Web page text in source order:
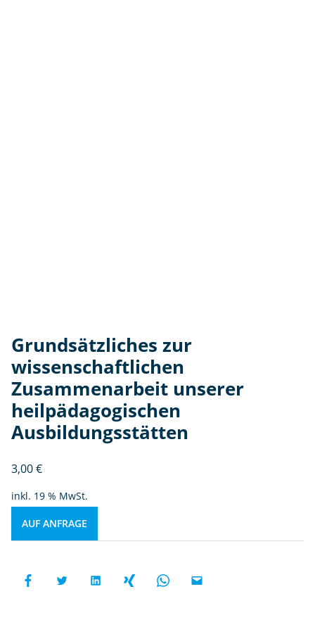
Grundsätzliches zur
wissenschaftlichen
Zusammenarbeit unserer
heilpädagogischen
Ausbildungsstätten
3,00€
inkl. 19 % MwSt.
AUF ANFRAGE